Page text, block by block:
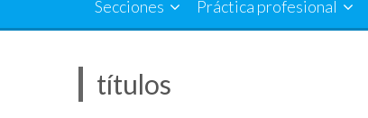
Secciones Práctica profesional
títulos